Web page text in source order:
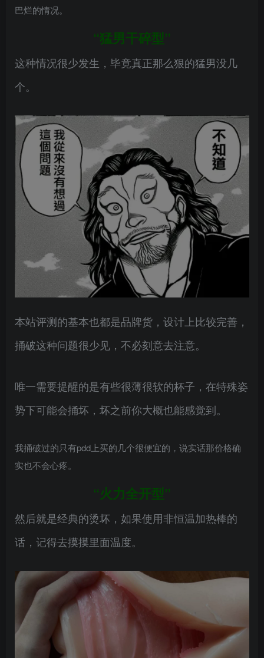
巴烂的情况。
“猛男干碎型”
这种情况很少发生，毕竟真正那么狠的猛男没几
个。
本站评测的基本也都是品牌货，设计上比较完善，
捅破这种问题很少见，不必刻意去注意。
唯一需要提醒的是有些很薄很软的杯子，在特殊姿
势下可能会捅坏，坏之前你大概也能感觉到。
我捅破过的只有pdd上买的几个很便宜的，说实话那价格确
实也不会心疼。
“火力全开型”
然后就是经典的烫坏，如果使用非恒温加热棒的
话，记得去摸摸里面温度。